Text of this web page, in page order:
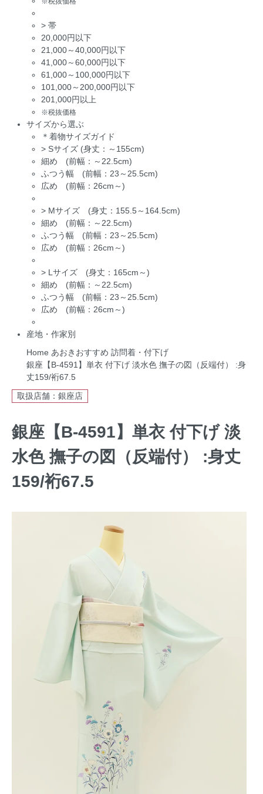
> 帯
20,000円以下
21,000～40,000円以下
41,000～60,000円以下
61,000～100,000円以下
101,000～200,000円以下
201,000円以上
※税抜価格
サイズから選ぶ
＊着物サイズガイド
> Sサイズ (身丈：～155cm)
細め (前幅：～22.5cm)
ふつう幅 (前幅：23～25.5cm)
広め (前幅：26cm～)
> Mサイズ (身丈：155.5～164.5cm)
細め (前幅：～22.5cm)
ふつう幅 (前幅：23～25.5cm)
広め (前幅：26cm～)
> Lサイズ (身丈：165cm～)
細め (前幅：～22.5cm)
ふつう幅 (前幅：23～25.5cm)
広め (前幅：26cm～)
産地・作家別
Home あおきおすすめ 訪問着・付下げ
銀座【B-4591】単衣 付下げ 淡水色 撫子の図（反端付） :身
丈159/裄67.5
取扱店舗：銀座店
銀座【B-4591】単衣 付下げ 淡
水色 撫子の図（反端付） :身丈
159/裄67.5